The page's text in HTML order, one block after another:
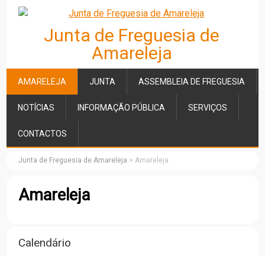
Junta de Freguesia de
Amareleja
AMARELEJA JUNTA ASSEMBLEIA DE FREGUESIA
NOTÍCIAS INFORMAÇÃO PÚBLICA SERVIÇOS
CONTACTOS
Junta de Freguesia de Amareleja > Amareleja
Amareleja
Calendário